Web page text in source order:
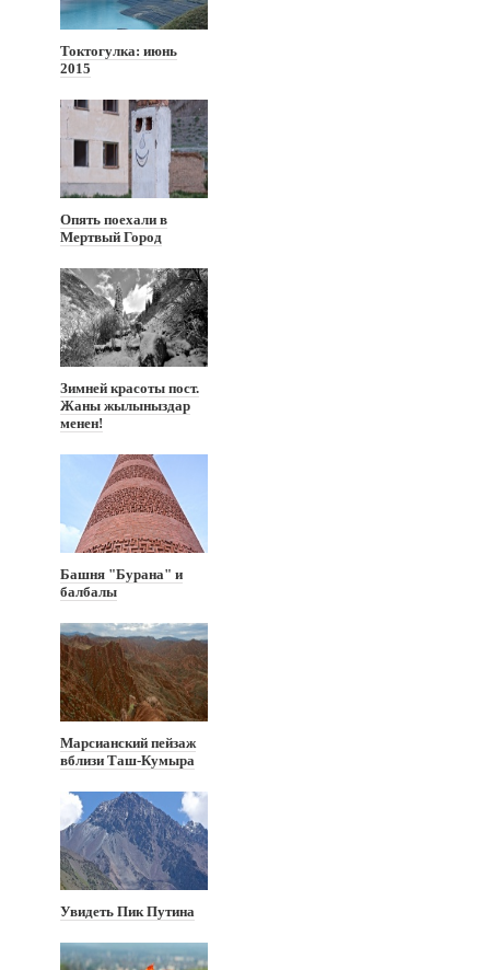
Токтогулка: июнь
2015
Опять поехали в
Мертвый Город
Зимней красоты пост.
Жаны жылыныздар
менен!
Башня "Бурана" и
балбалы
Марсианский пейзаж
вблизи Таш-Кумыра
Увидеть Пик Путина